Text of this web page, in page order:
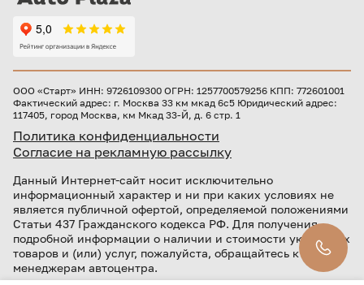
ООО «Старт» ИНН: 9726109300 ОГРН: 1257700579256 КПП: 772601001
Фактический адрес: г. Москва 33 км мкад 6с5 Юридический адрес:
117405, город Москва, км Мкад 33-Й, д. 6 стр. 1
Политика конфиденциальности
Согласие на рекламную рассылку
Данный Интернет-сайт носит исключительно
информационный характер и ни при каких условиях не
является публичной офертой, определяемой положениями
Статьи 437 Гражданского кодекса РФ. Для получения
подробной информации о наличии и стоимости указанных
товаров и (или) услуг, пожалуйста, обращайтесь к
менеджерам автоцентра.